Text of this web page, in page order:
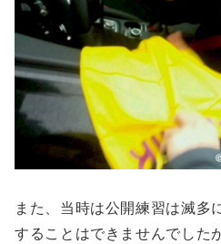
また、当時は公開練習は滅多
することはできませんでした